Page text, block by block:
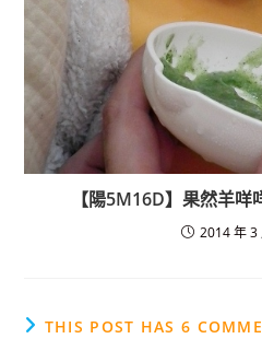
【陽5M16D】果然羊
2014 年 3
THIS POST HAS 6